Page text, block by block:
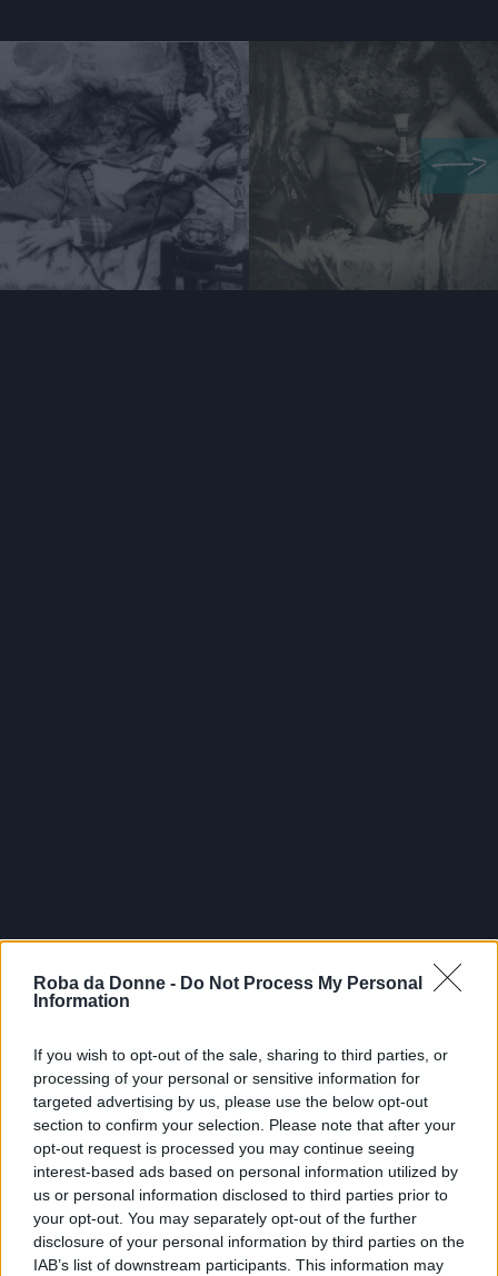
Roba da Donne - Do Not Process My Personal
Information
If you wish to opt-out of the sale, sharing to third parties, or
processing of your personal or sensitive information for
targeted advertising by us, please use the below opt-out
section to confirm your selection. Please note that after your
opt-out request is processed you may continue seeing
interest-based ads based on personal information utilized by
us or personal information disclosed to third parties prior to
your opt-out. You may separately opt-out of the further
disclosure of your personal information by third parties on the
IAB’s list of downstream participants. This information may